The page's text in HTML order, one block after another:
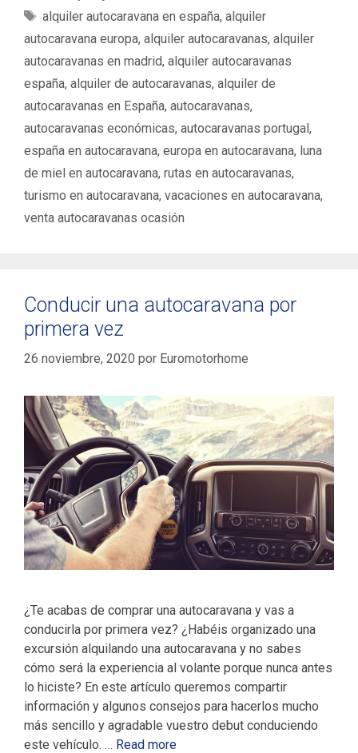
a
g
o
r
í
a
E
t
u
e
t
a
s
alquiler autocaravana en españa, alquiler
autocaravana europa, alquiler autocaravanas, alquiler
autocaravanas en madrid, alquiler autocaravanas
españa, alquiler de autocaravanas, alquiler de
autocaravanas en España, autocaravanas,
autocaravanas económicas, autocaravanas portugal,
españa en autocaravana, europa en autocaravana, luna
de miel en autocaravana, rutas en autocaravanas,
turismo en autocaravana, vacaciones en autocaravana,
venta autocaravanas ocasión
Conducir una autocaravana por
primera vez
26 noviembre, 2020 por Euromotorhome
¿Te acabas de comprar una autocaravana y vas a
conducirla por primera vez? ¿Habéis organizado una
excursión alquilando una autocaravana y no sabes
cómo será la experiencia al volante porque nunca antes
lo hiciste? En este artículo queremos compartir
información y algunos consejos para hacerlos mucho
más sencillo y agradable vuestro debut conduciendo
este vehículo. … Read more